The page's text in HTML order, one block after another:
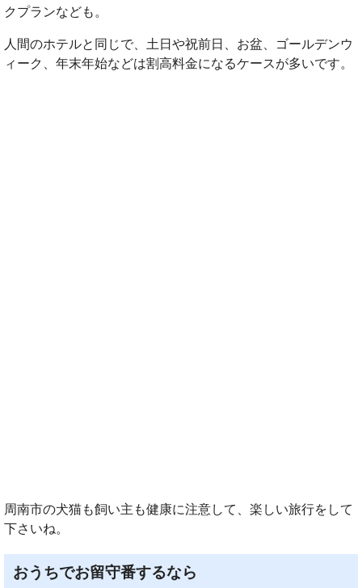
クプランなども。
人間のホテルと同じで、土日や祝前日、お盆、ゴールデンウ
ィーク、年末年始などは割高料金になるケースが多いです。
周南市の犬猫も飼い主も健康に注意して、楽しい旅行をして
下さいね。
おうちでお留守番するなら